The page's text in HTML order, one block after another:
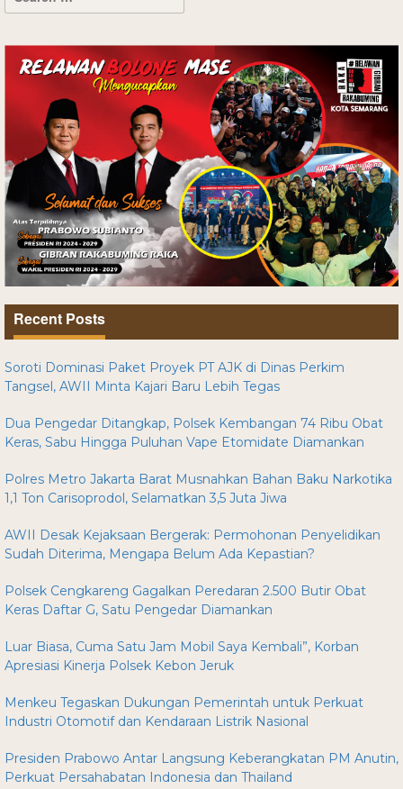
Recent Posts
Soroti Dominasi Paket Proyek PT AJK di Dinas Perkim
Tangsel, AWII Minta Kajari Baru Lebih Tegas
Dua Pengedar Ditangkap, Polsek Kembangan 74 Ribu Obat
Keras, Sabu Hingga Puluhan Vape Etomidate Diamankan
Polres Metro Jakarta Barat Musnahkan Bahan Baku Narkotika
1,1 Ton Carisoprodol, Selamatkan 3,5 Juta Jiwa
AWII Desak Kejaksaan Bergerak: Permohonan Penyelidikan
Sudah Diterima, Mengapa Belum Ada Kepastian?
Polsek Cengkareng Gagalkan Peredaran 2.500 Butir Obat
Keras Daftar G, Satu Pengedar Diamankan
Luar Biasa, Cuma Satu Jam Mobil Saya Kembali”, Korban
Apresiasi Kinerja Polsek Kebon Jeruk
Menkeu Tegaskan Dukungan Pemerintah untuk Perkuat
Industri Otomotif dan Kendaraan Listrik Nasional
Presiden Prabowo Antar Langsung Keberangkatan PM Anutin,
Perkuat Persahabatan Indonesia dan Thailand